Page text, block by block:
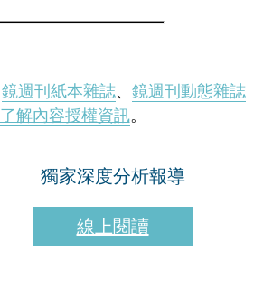
鏡週刊紙本雜誌、 鏡週刊動態雜誌
了解內容授權資訊。
獨家深度分析報導
線上閱讀